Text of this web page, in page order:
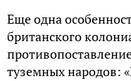
Еще одна
британского
туземных народов: